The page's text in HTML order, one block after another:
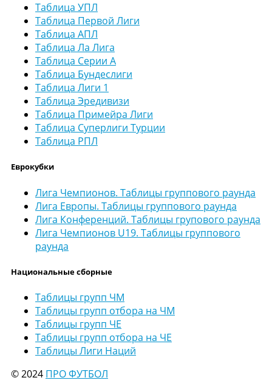
Таблица УПЛ
Таблица Первой Лиги
Таблица АПЛ
Таблица Ла Лига
Таблица Серии А
Таблица Бундеслиги
Таблица Лиги 1
Таблица Эредивизи
Таблица Примейра Лиги
Таблица Суперлиги Турции
Таблица РПЛ
Еврокубки
Лига Чемпионов. Таблицы группового раунда
Лига Европы. Таблицы группового раунда
Лига Конференций. Таблицы групового раунда
Лига Чемпионов U19. Таблицы группового
раунда
Национальные сборные
Таблицы групп ЧМ
Таблицы групп отбора на ЧМ
Таблицы групп ЧЕ
Таблицы групп отбора на ЧЕ
Таблицы Лиги Наций
© 2024 ПРО ФУТБОЛ